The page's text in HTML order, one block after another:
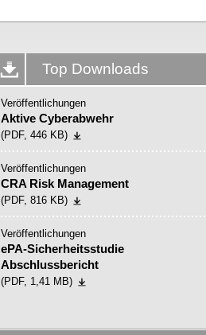
Top Downloads
Veröffentlichungen
Aktive Cyberabwehr
(PDF, 446 KB)
Veröffentlichungen
CRA Risk Management
(PDF, 816 KB)
Veröffentlichungen
ePA-Sicherheitsstudie
Abschlussbericht
(PDF, 1,41 MB)